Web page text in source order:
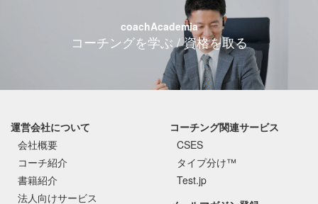
coachAcademia
コーチングを学ぶ / 資格を取る
運営会社について
会社概要
コーチ紹介
書籍紹介
法人向けサービス
コーチング関連サービス
CSES
タイプ分け™
Test.jp